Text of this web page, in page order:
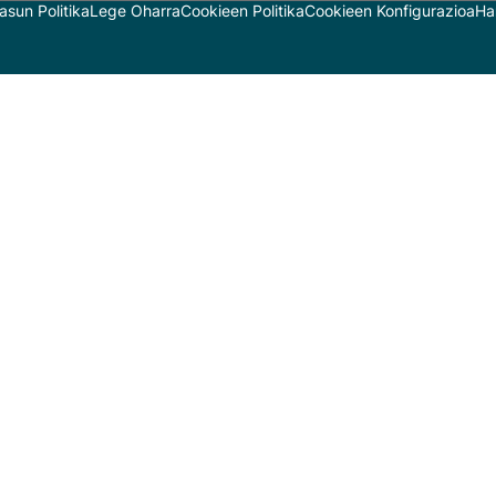
PolitikaLege OharraCookieen PolitikaCookieen Konfigurazioa